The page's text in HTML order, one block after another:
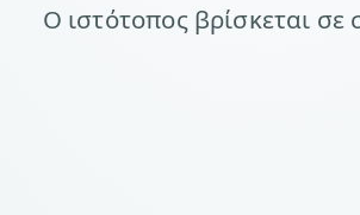
Ο ιστότοπος βρίσκεται